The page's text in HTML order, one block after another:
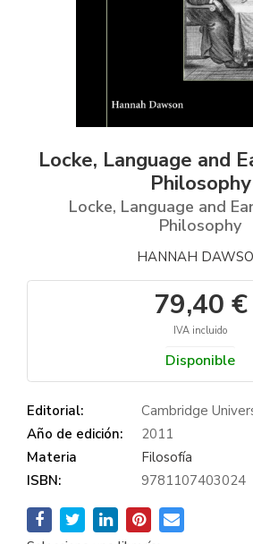
Locke, Language and
Philosophy
Locke, Language and
Philosophy
HANNAH
79,40 €
IVA incluido
Disponible
Editorial:
Cambridge
Año de edición:
2011
Materia
Filosofía
ISBN:
9781107403024